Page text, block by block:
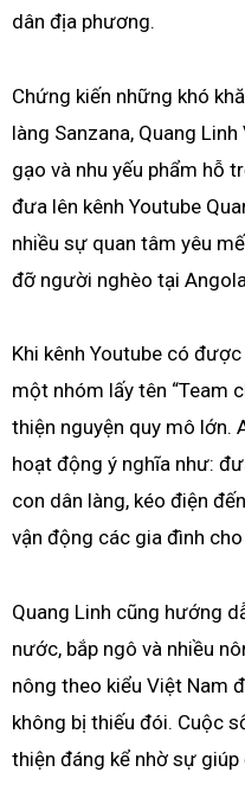
dân địa phương.
Chứng kiến những khó
làng Sanzana, Quang
gạo và nhu yếu phẩm hỗ
đưa lên kênh Youtube
nhiều sự quan tâm yêu
đỡ người nghèo tại
Khi kênh Youtube có
một nhóm lấy tên “Team
thiện nguyện quy mô lớn.
hoạt động ý nghĩa như:
con dân làng, kéo điện
vận động các gia đình
Quang Linh cũng hướng
nước, bắp ngô và nhiều
nông theo kiểu Việt Nam
không bị thiếu đói. Cuộc
thiện đáng kể nhờ sự